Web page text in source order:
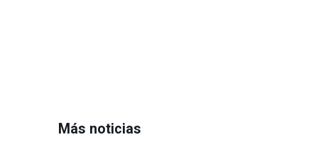
Más noticias